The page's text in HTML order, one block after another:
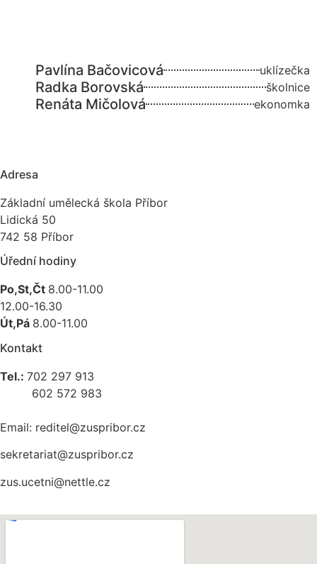
Pavlína Bačovicová uklízečka
Radka Borovská školnice
Renáta Mičolová ekonomka
Adresa
Základní umělecká škola Příbor
Lidická 50
742 58 Příbor
Úřední hodiny
Po,St,Čt 8.00-11.00
12.00-16.30
Út,Pá 8.00-11.00
Kontakt
Tel.: 702 297 913
602 572 983
Email: reditel@zuspribor.cz
sekretariat@zuspribor.cz
zus.ucetni@nettle.cz